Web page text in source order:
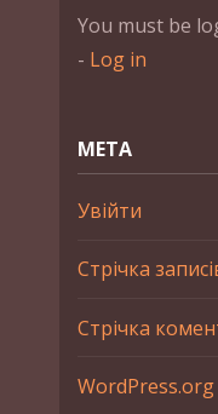
You must be
- Log in
МЕТА
Увійти
Стрічка
Стрічка
WordPress.org